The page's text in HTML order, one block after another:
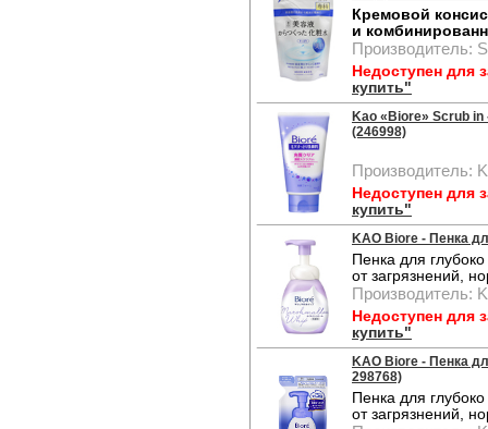
Кремовой
и
Производитель:
Недоступен для
купить"
Kao «Biore» Scrub
(246998)
Производитель:
Недоступен для
купить"
KAO Biore - Пенка
Пенка для
от загрязнений,
Производитель:
Недоступен для
купить"
KAO Biore - Пенка
298768)
Пенка для
от загрязнений,